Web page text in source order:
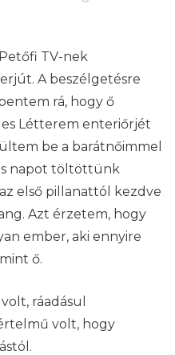
TV-nek
A beszélgetésre
rá, hogy ő
Létterem enteriőrjét
be a barátnőimmel
napot töltöttünk
első pillanattól kezdve
Azt érzetem, hogy
ember, aki ennyire
ő.
ráadásul
volt, hogy